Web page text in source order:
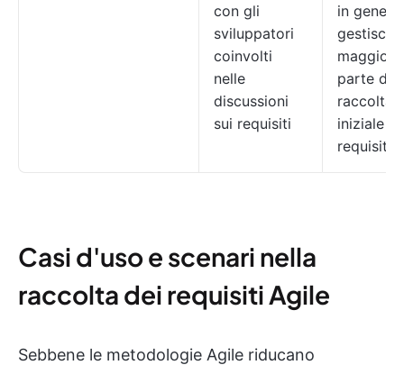
con gli
sviluppatori
coinvolti
nelle
discussioni
sui requisiti
in genere
maggior
parte
raccolta
iniziale
requisiti
Casi d'uso e scenari nella
raccolta dei requisiti Agile
Sebbene le metodologie Agile riducano